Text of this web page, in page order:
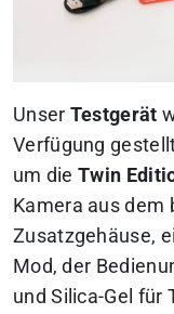
Unser Testgerät
Verfügung
um dieTwin
Kamera aus dem
Zusatzgehäuse,
Mod, der
und Silica-Gel für